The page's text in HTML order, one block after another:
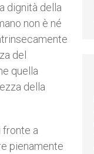
dignità della
non è né
del
quella
della
fronte a
pienamente